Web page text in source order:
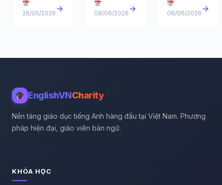
Làm 54
Câu Trong
26/05/2026 →
Khiến Bạn
Mãi Không
08/06/2026 →
TOEIC: Lộ
Trình Và
08/06/2026 →
EnglishVNCharity
Nền tảng giáo dục tiếng Anh hàng đầu tại Việt Nam. Phương
pháp hiện đại, giáo viên bản ngữ.
KHÓA HỌC